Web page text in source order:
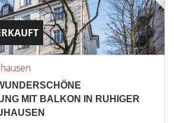
MIT BALKON IN RUHIGER